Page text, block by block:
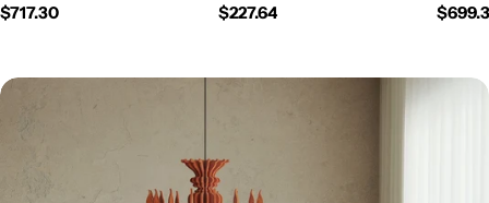
Brushed Titanium
Regular
$717.30
E26 120V 2200K Dimmable -
Regular
$227.64
White